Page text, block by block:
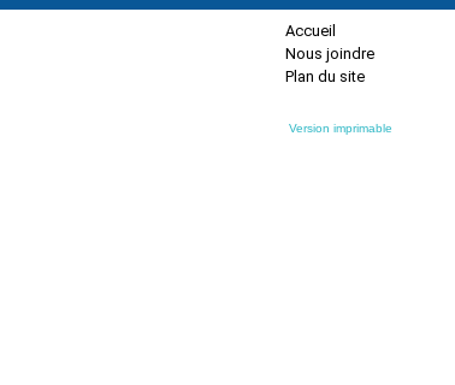
Accueil
Nous joindre
Plan du site
Version imprimable